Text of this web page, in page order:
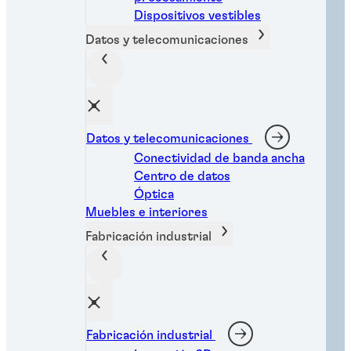
Dispositivos vestibles
Datos y telecomunicaciones
Datos y telecomunicaciones
Conectividad de banda ancha
Centro de datos
Óptica
Muebles e interiores
Fabricación industrial
Fabricación industrial
Soluciones industriales